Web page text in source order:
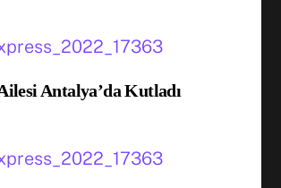
Antalya’da Kutladı